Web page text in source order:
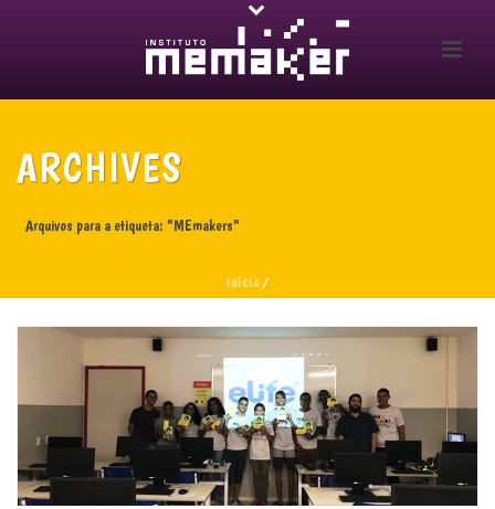
ARCHIVES
Arquivos para a etiqueta: "MEmakers"
INÍCIO /